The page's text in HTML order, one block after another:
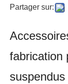
Partager sur:
fabrication